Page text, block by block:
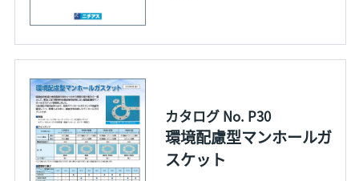
カタログ No. P30
環境配慮型マンホールガ
スケット